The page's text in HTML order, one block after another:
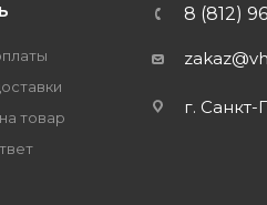
товар
8 (812)
г.